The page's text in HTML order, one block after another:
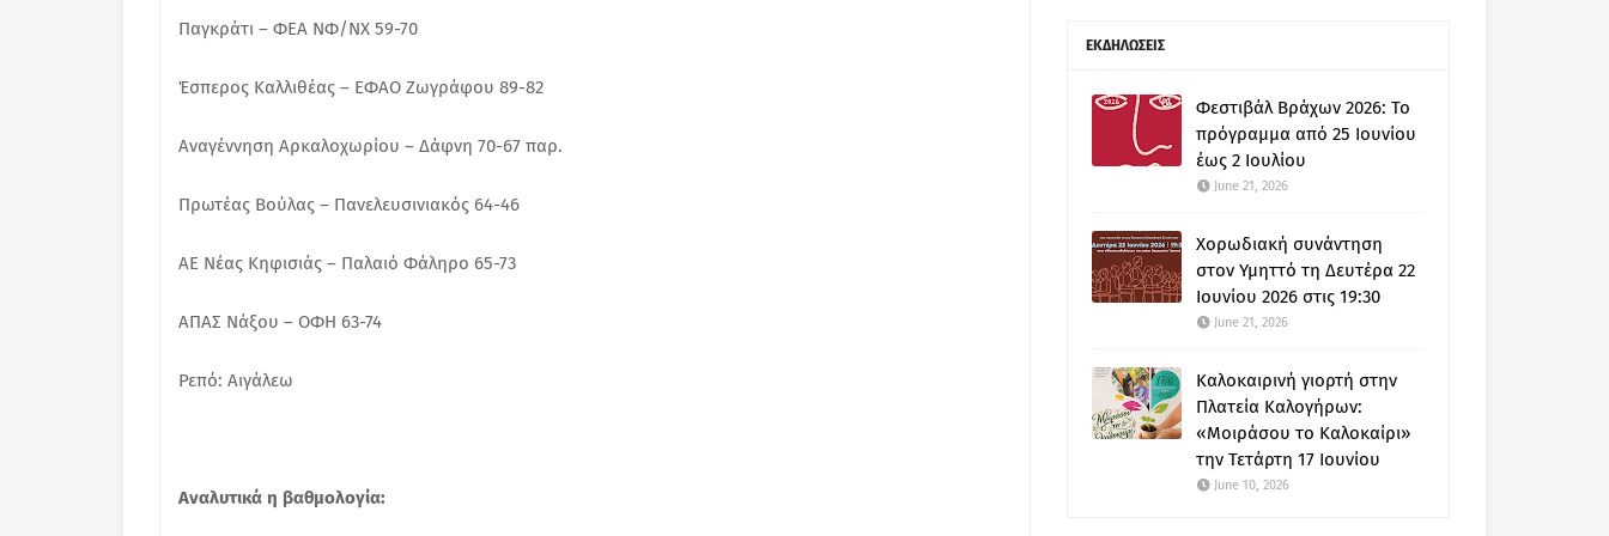
Παγκράτι – ΦΕΑ ΝΦ/ΝΧ 59-70
Έσπερος Καλλιθέας – ΕΦΑΟ Ζωγράφου 89-82
Αναγέννηση Αρκαλοχωρίου – Δάφνη 70-67 παρ.
Πρωτέας Βούλας – Πανελευσινιακός 64-46
ΑΕ Νέας Κηφισιάς – Παλαιό Φάληρο 65-73
ΑΠΑΣ Νάξου – ΟΦΗ 63-74
Ρεπό: Αιγάλεω
Αναλυτικά η βαθμολογία:
ΕΚΔΗΛΩΣΕΙΣ
Φεστιβάλ Βράχων 2026: Το
πρόγραμμα από 25 Ιουνίου
έως 2 Ιουλίου
June 21, 2026
Χορωδιακή συνάντηση
στον Υμηττό τη Δευτέρα 22
Ιουνίου 2026 στις 19:30
June 21, 2026
Καλοκαιρινή γιορτή στην
Πλατεία Καλογήρων:
«Μοιράσου το Καλοκαίρι»
την Τετάρτη 17 Ιουνίου
June 10, 2026